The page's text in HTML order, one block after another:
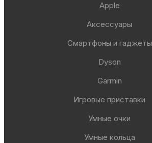
Apple
Аксессуары
Смартфоны и гаджеты
Dyson
Garmin
Игровые приставки
Умные очки
Умные кольца